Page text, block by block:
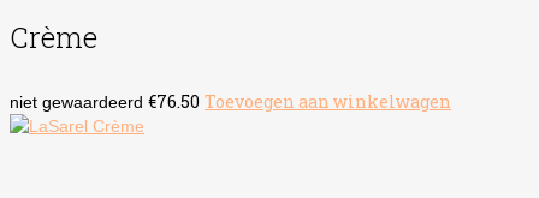
Crème
niet gewaardeerd €76.50 Toevoegen aan winkelwagen